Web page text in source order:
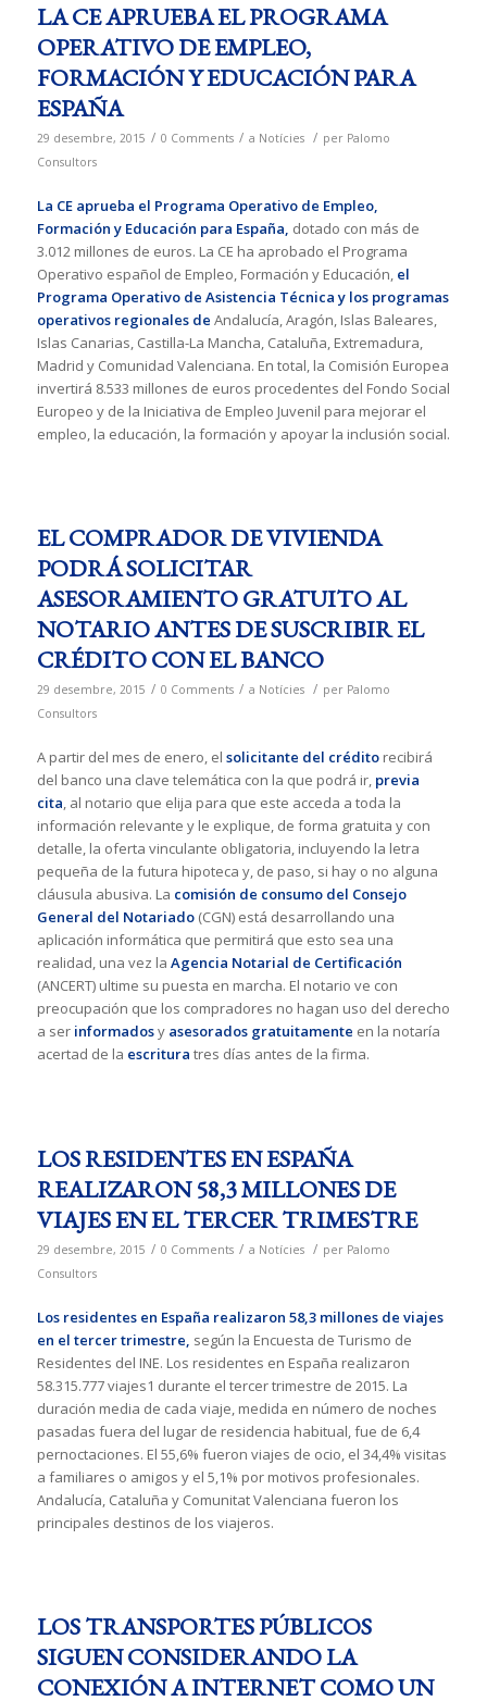
LA CE APRUEBA EL PROGRAMA
OPERATIVO DE EMPLEO,
FORMACIÓN Y EDUCACIÓN PARA
ESPAÑA
29 desembre, 2015 / 0 Comments / a Notícies / per Palomo
Consultors
La CE aprueba el Programa Operativo de Empleo,
Formación y Educación para España, dotado con más de
3.012 millones de euros. La CE ha aprobado el Programa
Operativo español de Empleo, Formación y Educación, el
Programa Operativo de Asistencia Técnica y los programas
operativos regionales de Andalucía, Aragón, Islas Baleares,
Islas Canarias, Castilla-La Mancha, Cataluña, Extremadura,
Madrid y Comunidad Valenciana. En total, la Comisión Europea
invertirá 8.533 millones de euros procedentes del Fondo Social
Europeo y de la Iniciativa de Empleo Juvenil para mejorar el
empleo, la educación, la formación y apoyar la inclusión social.
EL COMPRADOR DE VIVIENDA
PODRÁ SOLICITAR
ASESORAMIENTO GRATUITO AL
NOTARIO ANTES DE SUSCRIBIR EL
CRÉDITO CON EL BANCO
29 desembre, 2015 / 0 Comments / a Notícies / per Palomo
Consultors
A partir del mes de enero, el solicitante del créditorecibirá
del banco una clave telemática con la que podrá ir, previa
cita, al notario que elija para que este acceda a toda la
información relevante y le explique, de forma gratuita y con
detalle, la oferta vinculante obligatoria, incluyendo la letra
pequeña de la futura hipoteca y, de paso, si hay o no alguna
cláusula abusiva. La comisión de consumo del Consejo
General del Notariado(CGN) está desarrollando una
aplicación informática que permitirá que esto sea una
realidad, una vez la Agencia Notarial de Certificación
(ANCERT) ultime su puesta en marcha. El notario ve con
preocupación que los compradores no hagan uso del derecho
a ser informadosy asesorados gratuitamente en la notaría
acertad de la escritura tres días antes de la firma.
LOS RESIDENTES EN ESPAÑA
REALIZARON 58,3 MILLONES DE
VIAJES EN EL TERCER TRIMESTRE
29 desembre, 2015 / 0 Comments / a Notícies / per Palomo
Consultors
Los residentes en España realizaron 58,3 millones de viajes
en el tercer trimestre, según la Encuesta de Turismo de
Residentes del INE. Los residentes en España realizaron
58.315.777 viajes1 durante el tercer trimestre de 2015. La
duración media de cada viaje, medida en número de noches
pasadas fuera del lugar de residencia habitual, fue de 6,4
pernoctaciones. El 55,6% fueron viajes de ocio, el 34,4% visitas
a familiares o amigos y el 5,1% por motivos profesionales.
Andalucía, Cataluña y Comunitat Valenciana fueron los
principales destinos de los viajeros.
LOS TRANSPORTES PÚBLICOS
SIGUEN CONSIDERANDO LA
CONEXIÓN A INTERNET COMO UN